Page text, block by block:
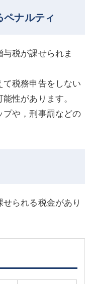
ナルティ
税が課せられま
て税務申告をしない
性があります。
や，刑事罰などの
られる税金があり